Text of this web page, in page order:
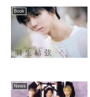
Book
News